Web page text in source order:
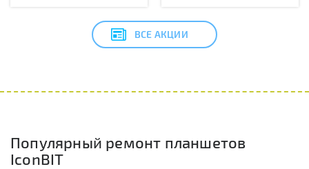
ВСЕ АКЦИИ
Популярный ремонт планшетов
IconBIT